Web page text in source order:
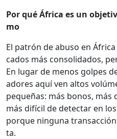
Por qué África es un
mo
El patrón de abu­so en
ca­dos más con­sol­i­da­dos,
En lugar de menos golpes
adores aquí ven altos
pequeñas: más bonos, más
más difí­cil de detec­tar en
porque ningu­na
ta.